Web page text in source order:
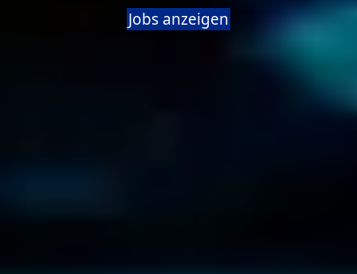
Jobs anzeigen